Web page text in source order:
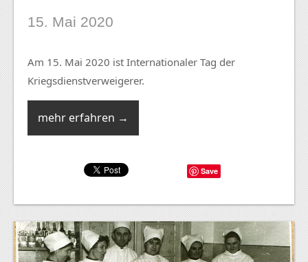
15. Mai 2020
Am 15. Mai 2020 ist Internationaler Tag der
Kriegsdienstverweigerer.
mehr erfahren →
Save